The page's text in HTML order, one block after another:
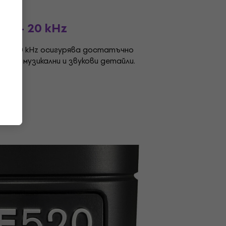
Hz - 20 kHz
- 20 kHz осигурява достатъчно
музикални и звукови детайли.